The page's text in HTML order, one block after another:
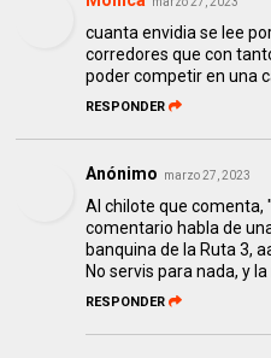
cuanta envidia se lee
corredores que con
poder competir en una
RESPONDER
Anónimo marzo 27, 2023
Al chilote que comenta,
comentario habla de
banquina de la Ruta 3,
No servis para nada, y
RESPONDER